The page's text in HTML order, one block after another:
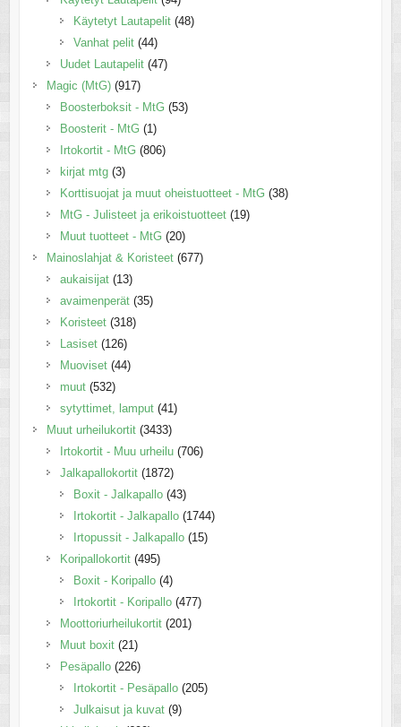
Käytetyt Lautapelit (48)
Vanhat pelit (44)
Uudet Lautapelit (47)
Magic (MtG) (917)
Boosterboksit - MtG (53)
Boosterit - MtG (1)
Irtokortit - MtG (806)
kirjat mtg (3)
Korttisuojat ja muut oheistuotteet - MtG (38)
MtG - Julisteet ja erikoistuotteet (19)
Muut tuotteet - MtG (20)
Mainoslahjat & Koristeet (677)
aukaisijat (13)
avaimenperät (35)
Koristeet (318)
Lasiset (126)
Muoviset (44)
muut (532)
sytyttimet, lamput (41)
Muut urheilukortit (3433)
Irtokortit - Muu urheilu (706)
Jalkapallokortit (1872)
Boxit - Jalkapallo (43)
Irtokortit - Jalkapallo (1744)
Irtopussit - Jalkapallo (15)
Koripallokortit (495)
Boxit - Koripallo (4)
Irtokortit - Koripallo (477)
Moottoriurheilukortit (201)
Muut boxit (21)
Pesäpallo (226)
Irtokortit - Pesäpallo (205)
Julkaisut ja kuvat (9)